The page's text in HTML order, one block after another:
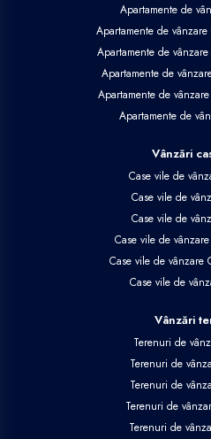
Apartamente de
Apartamente de
Apartamente de
Apartamente de
Apartamente de
Apartamente de
Vânzări
Case vile de
Case vile de
Case vile de
Case vile de
Case vile de vânzare
Case vile de
Vânzări
Terenuri de
Terenuri de
Terenuri de
Terenuri de
Terenuri de